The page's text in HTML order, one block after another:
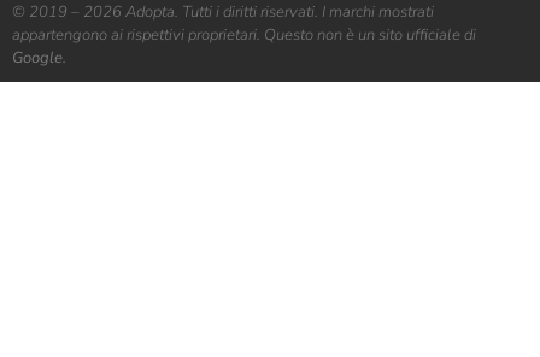
© 2019 – 2026 Adopta. Tutti i diritti riservati. I marchi mostrati
appartengono ai rispettivi proprietari. Questo non è un sito ufficiale di
Google.